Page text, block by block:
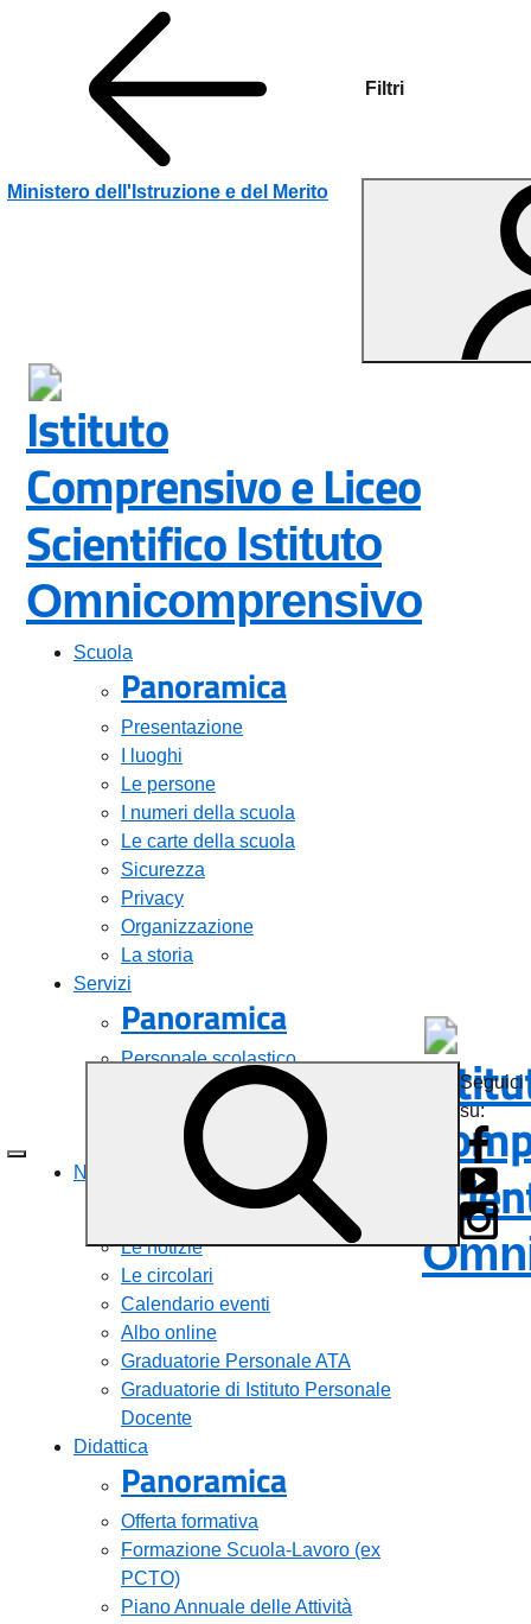
Filtri
Vai ai contenuti
Vai al menu di navigazione
Vai al footer
Ministero dell'Istruzione e del Merito
Istituto
Comprensivo e Liceo
Scientifico Istituto
Omnicomprensivo
Scuola
Panoramica
Presentazione
I luoghi
Le persone
I numeri della scuola
Le carte della scuola
Sicurezza
Privacy
Organizzazione
La storia
Servizi
Panoramica
Personale scolastico
Famiglie e studenti
Percorsi di studio
Tutti i servizi
Novità
Panoramica
Le notizie
Le circolari
Calendario eventi
Albo online
Graduatorie Personale ATA
Graduatorie di Istituto Personale
Docente
Didattica
Panoramica
Offerta formativa
Formazione Scuola-Lavoro (ex
PCTO)
Piano Annuale delle Attività
Seguici
su: